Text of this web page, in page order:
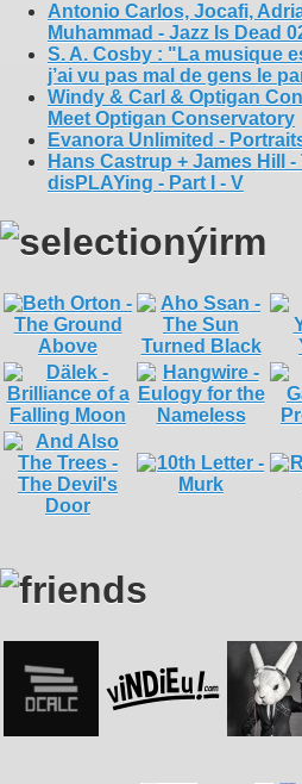
Antonio Carlos, Jocafi,
Muhammad - Jazz Is Dead
S. A. Cosby : "La musique
j’ai vu pas mal de gens le
Windy & Carl & Optigan
Meet Optigan Conservatory
Evanora Unlimited -
Hans Castrup + James Hill
disPLAYing - Part I - V